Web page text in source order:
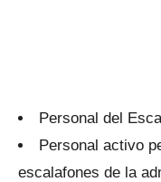
Personal del
Personal activo
escalafones de la